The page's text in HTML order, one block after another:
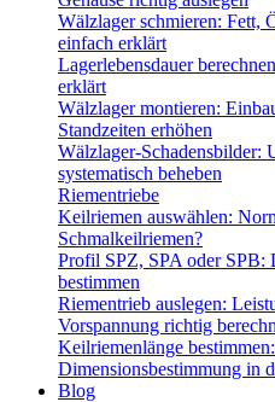
Wälzlager schmieren: Fett,
einfach erklärt
Lagerlebensdauer
erklärt
Wälzlager montieren:
Standzeiten erhöhen
Wälzlager-Schadensbilder:
systematisch beheben
Riementriebe
Keilriemen auswählen:
Schmalkeilriemen?
Profil SPZ, SPA oder
bestimmen
Riementrieb auslegen:
Vorspannung richtig
Keilriemenlänge
Dimensionsbestimmung in
Blog